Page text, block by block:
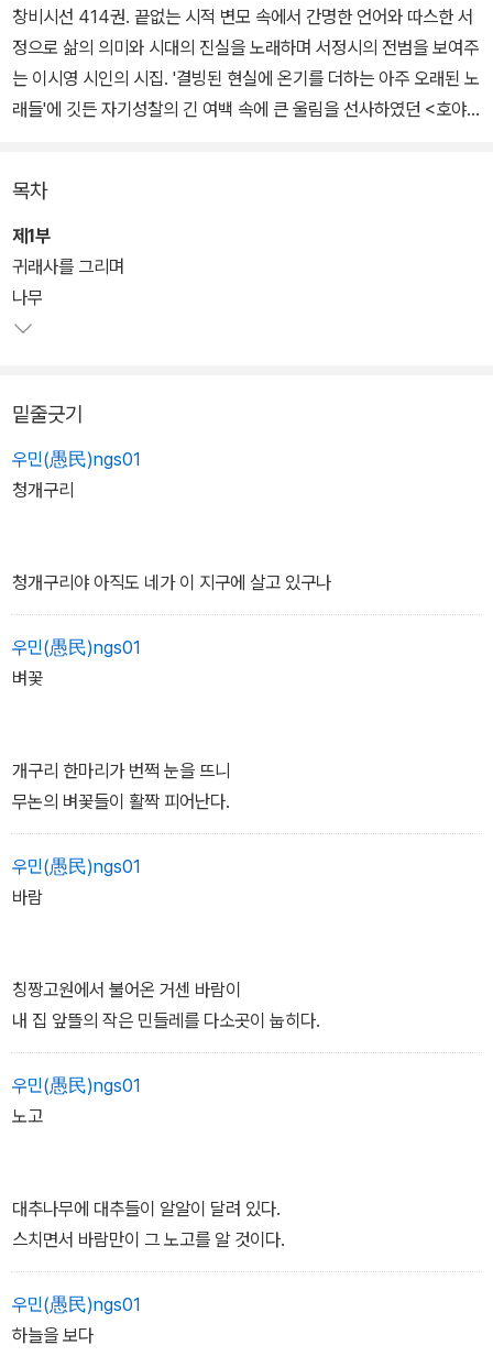
창비시선 414권. 끝없는 시적 변모 속에서 간명한 언어와 따스한 서
정으로 삶의 의미와 시대의 진실을 노래하며 서정시의 전범을 보여주
는 이시영 시인의 시집. '결빙된 현실에 온기를 더하는 아주 오래된 노
래들'에 깃든 자기성찰의 긴 여백 속에 큰 울림을 선사하였던 <호야
이번 시집에서 시인은 "인생과 자연의 '결정적 순간'을 침묵에 가까운
최소언어로 잡아내"며 "우주 안에 작동하는 '시'의 한순간을 드러내
는" 명징한 시 세계를 선보인다. 짧은 서정 속에 긴 서사를 아우르며
"이야기의 크고 작음을 떠나서 모든 이야기를 존중의 눈으로 받드는"
천의무봉의 단정한 시편들이 수록되어 있다.
목차
제1부
귀래사를 그리며
나무
밑줄긋기
우민(愚民)ngs01
청개구리
청개구리야 아직도 네가 이 지구에 살고 있구나
우민(愚民)ngs01
벼꽃
개구리 한마리가 번쩍 눈을 뜨니
무논의 벼꽃들이 활짝 피어난다.
우민(愚民)ngs01
바람
칭짱고원에서 불어온 거센 바람이
내 집 앞뜰의 작은 민들레를 다소곳이 눕히다.
우민(愚民)ngs01
노고
대추나무에 대추들이 알알이 달려 있다.
스치면서 바람만이 그 노고를 알 것이다.
우민(愚民)ngs01
하늘을 보다